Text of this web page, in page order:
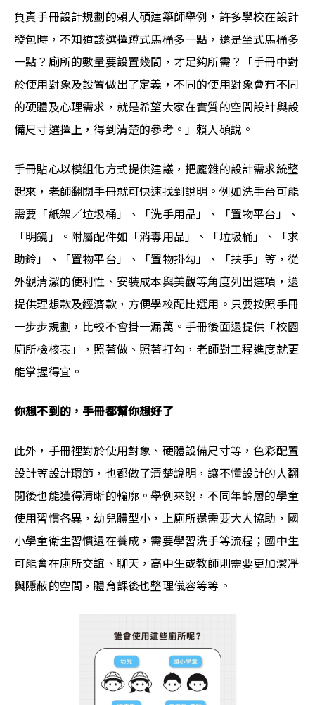
負責手冊設計規劃的賴人碩建築師舉例，許多學校在設計
發包時，不知道該選擇蹲式馬桶多一點，還是坐式馬桶多
一點？廁所的數量要設置幾間，才足夠所需？「手冊中對
於使用對象及設置做出了定義，不同的使用對象會有不同
的硬體及心理需求，就是希望大家在實質的空間設計與設
備尺寸選擇上，得到清楚的參考。」賴人碩說。
手冊貼心以模組化方式提供建議，把龐雜的設計需求統整
起來，老師翻閱手冊就可快速找到說明。例如洗手台可能
需要「紙架／垃圾桶」、「洗手用品」、「置物平台」、
「明鏡」。附屬配件如「消毒用品」、「垃圾桶」、「求
助鈴」、「置物平台」、「置物掛勾」、「扶手」等，從
外觀清潔的便利性、安裝成本與美觀等角度列出選項，還
提供理想款及經濟款，方便學校配比選用。只要按照手冊
一步步規劃，比較不會掛一漏萬。手冊後面還提供「校園
廁所檢核表」，照著做、照著打勾，老師對工程進度就更
能掌握得宜。
你想不到的，手冊都幫你想好了
此外，手冊裡對於使用對象、硬體設備尺寸等，色彩配置
設計等設計環節，也都做了清楚說明，讓不懂設計的人翻
閱後也能獲得清晰的輪廓。舉例來說，不同年齡層的學童
使用習慣各異，幼兒體型小，上廁所還需要大人協助，國
小學童衛生習慣還在養成，需要學習洗手等流程；國中生
可能會在廁所交誼、聊天，高中生或教師則需要更加潔凈
與隱蔽的空間，體育課後也整理儀容等等。